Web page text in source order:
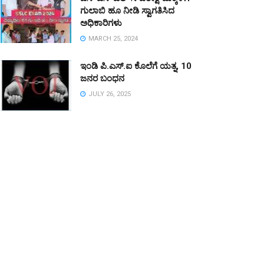
ಗುಲಾಬಿ ಹೂ ನೀಡಿ ಸ್ವಾಗತಿಸಿದ
ಅಧಿಕಾರಿಗಳು
MARCH 25, 2024
ಇಂಡಿ ಪಿ.ಎಸ್.ಐ ಕೊಲೆಗೆ ಯತ್ನ, 10
ಜನರ ಬಂಧನ
JULY 26, 2025